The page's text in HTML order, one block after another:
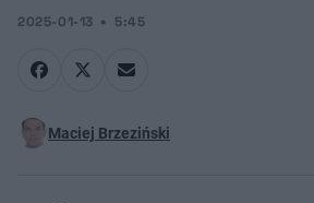
2025-01-13 5:45
Maciej Brzeziński